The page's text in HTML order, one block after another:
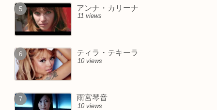
アンナ・カリーナ
11 views
ティラ・テキーラ
10 views
雨宮琴音
10 views